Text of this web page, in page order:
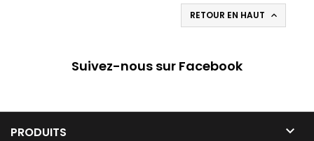
RETOUR EN HAUT 
Suivez-nous sur Facebook
PRODUITS 